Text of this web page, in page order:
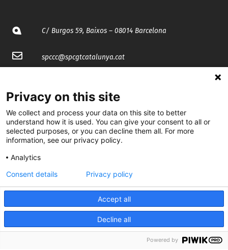
C/ Burgos 59, Baixos – 08014 Barcelona
spccc@spcgtcatalunya.cat
@CGTCatalunya
cgtcatalunya
cgtcatalunya
Desenvolupat per
Privacy on this site
We collect and process your data on this site to better
understand how it is used. You can give your consent to all or
selected purposes, or you can decline them all. For more
information, see our privacy policy.
Analytics
Accept all
Decline all
Consent details Privacy policy
Powered by